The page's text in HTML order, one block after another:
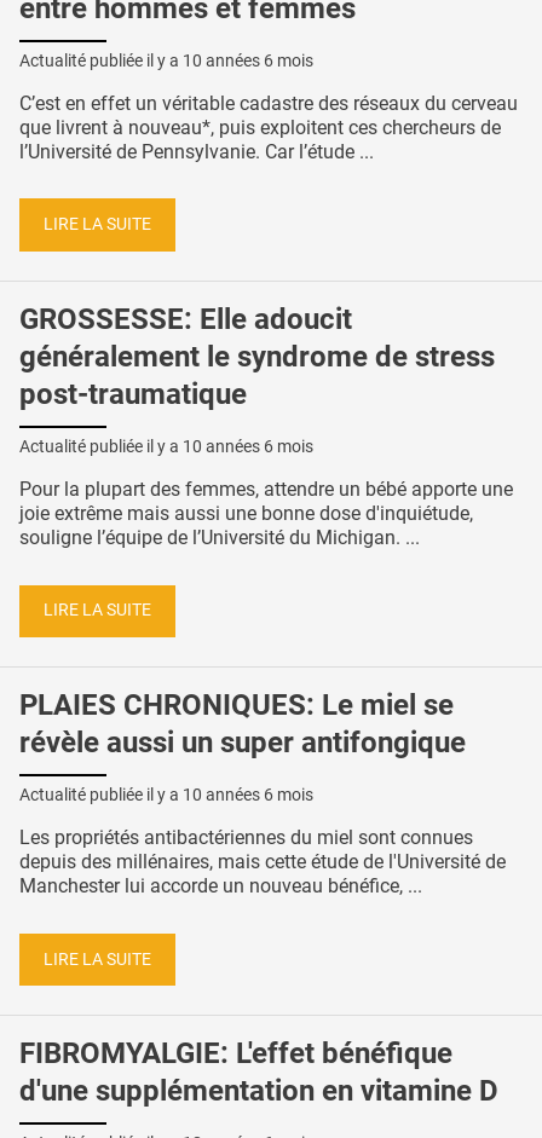
entre hommes et femmes
Actualité publiée il y a 10 années 6 mois
C’est en effet un véritable cadastre des réseaux du cerveau
que livrent à nouveau*, puis exploitent ces chercheurs de
l’Université de Pennsylvanie. Car l’étude ...
LIRE LA SUITE
GROSSESSE: Elle adoucit
généralement le syndrome de stress
post-traumatique
Actualité publiée il y a 10 années 6 mois
Pour la plupart des femmes, attendre un bébé apporte une
joie extrême mais aussi une bonne dose d'inquiétude,
souligne l’équipe de l’Université du Michigan. ...
LIRE LA SUITE
PLAIES CHRONIQUES: Le miel se
révèle aussi un super antifongique
Actualité publiée il y a 10 années 6 mois
Les propriétés antibactériennes du miel sont connues
depuis des millénaires, mais cette étude de l'Université de
Manchester lui accorde un nouveau bénéfice, ...
LIRE LA SUITE
FIBROMYALGIE: L'effet bénéfique
d'une supplémentation en vitamine D